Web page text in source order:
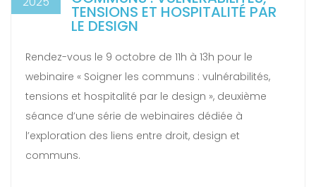
TENSIONS ET HOSPITALITÉ PAR
LE DESIGN
Rendez-vous le 9 octobre de 11h à 13h pour le
webinaire « Soigner les communs : vulnérabilités,
tensions et hospitalité par le design », deuxième
séance d’une série de webinaires dédiée à
l’exploration des liens entre droit, design et
communs.